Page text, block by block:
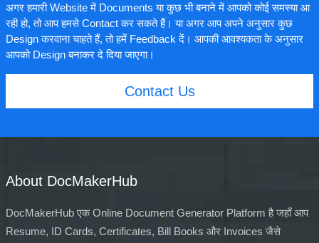
अगर हमारी Website में Documents या कुछ भी बनाने में आपको कोई समस्या आ
रही हो, तो आप हमसे Contact कर सकते हैं। या अगर आप अपने अनुसार कुछ
Design करवाना चाहते हैं, तो हमें Feedback दें। आपकी आवश्यकता के अनुसार
आपको Design बनाकर दे दिया जाएगा।
Contact Us
About DocMakerHub
DocMakerHub एक Online Document Generator Platform है जहाँ आप
Resume, ID Cards, Certificates, Bill Books और Invoices जैसे